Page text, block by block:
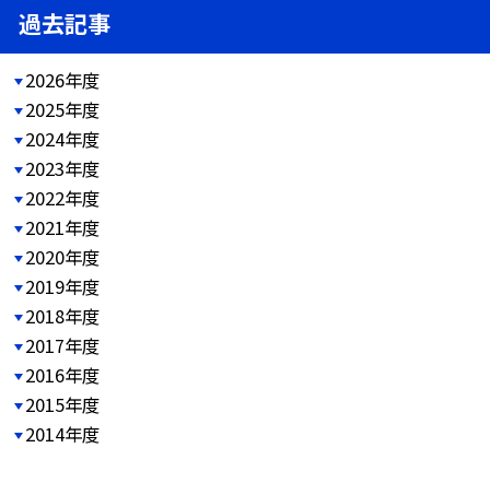
過去記事
2026年度
2025年度
2024年度
2023年度
2022年度
2021年度
2020年度
2019年度
2018年度
2017年度
2016年度
2015年度
2014年度